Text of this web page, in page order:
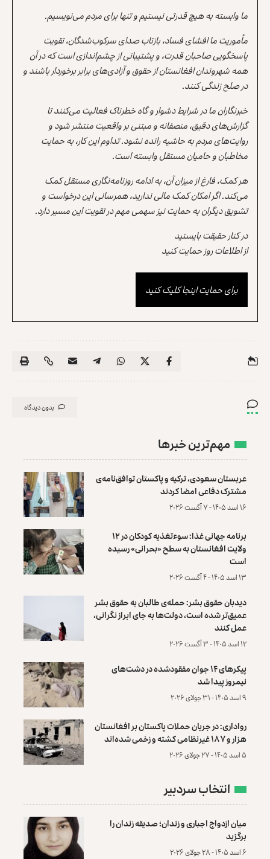
ما وابسته به هیچ قدرتی نیستیم و تنها برای مردم می‌نویسیم.
مأموریت ما افشای فساد، بازتاب صدای سرکوب‌شدگان، تقویت
پاسخگویی صاحبان قدرت، و پشتیبانی از چشم‌اندازی است که در آن
همه شهروندان افغانستان از حقوق و آزادی‌های برابر برخوردار باشند و
در صلح زندگی کنند.
خبرنگاران ما در شرایط دشوار و گاه خطرناک فعالیت می‌کنند تا
گزارش‌های دقیق، منصفانه و مبتنی بر واقعیت منتشر شود و
روایت‌های مردم به حاشیه رانده نشود. تداوم این کار، به حمایت
مخاطبان و حامیان مستقل وابسته است.
هر کمک، فارغ از میزان آن، به ادامه روزنامه‌نگاری مستقل کمک
می‌کند. اگر امکان کمک مالی ندارید، همرسانی این درخواست و
تشویق دیگران به حمایت نیز سهمی مهم در تقویت این مسیر دارد.
در کنار حقیقت بایستید
از اطلاعات روز حمایت کنید
برای حمایت اینجا کلیک کنید
بدون دیدگاه
مهم‌ترین خبرها
عربستان سعودی، ترکیه و پاکستان توافق‌نامه‌ی
مشترک دفاعی امضا کردند
۱۶ اسد ۱۴۰۵ - ۷ آگست ۲۰۲۶
برنامه جهانی غذا: سوءتغذیه کودکان در ۱۲
ولایت افغانستان به سطح «بحرانی» رسیده
است
۱۳ اسد ۱۴۰۵ - ۴ آگست ۲۰۲۶
دیدبان حقوق بشر: حمله‌ی طالبان به حقوق بشر
عمیق‌تر شده است، دولت‌ها به جای ابراز نگرانی،
عمل کنند
۱۲ اسد ۱۴۰۵ - ۳ آگست ۲۰۲۶
پیکرهای ۱۴ جوان مفقودشده در دشت‌های
نیمروز پیدا شد
۹ اسد ۱۴۰۵ - ۳۱ جولای ۲۰۲۶
رواداری: در جریان حملات پاکستان بر افغانستان
هزار و ۱۸۷ غیرنظامی کشته و زخمی شده‌اند
۵ اسد ۱۴۰۵ - ۲۷ جولای ۲۰۲۶
انتخاب سردبیر
میان ازدواج اجباری و زندان؛ صدیقه زندان را
برگزید
۶ اسد ۱۴۰۵ - ۲۸ جولای ۲۰۲۶